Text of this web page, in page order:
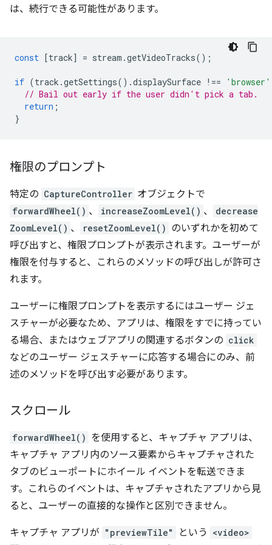
は、続行できる可能性があります。
const [track] = stream .getVideoTracks();
if (track .getSettings().displaySurface !== 'browser'
// Bail out early if the user didn't pick a tab.
return ;
}
権限のプロンプト
特定の CaptureController オブジェクトで
forwardWheel() 、 increaseZoomLevel() 、
decrease
ZoomLevel() 、 resetZoomLevel() のいずれかを初めて
呼び出すと、権限プロンプトが表示されます。ユーザーが
権限を付与すると、これらのメソッドの呼び出しが許可さ
れます。
ユーザーに権限プロンプトを表示するにはユーザー ジェ
スチャーが必要なため、アプリは、権限をすでに持ってい
る場合、またはウェブアプリの関連するボタンの click
などのユーザー ジェスチャーに応答する場合にのみ、前
述のメソッドを呼び出す必要があります。
スクロール
forwardWheel() を使用すると、キャプチャ アプリは、
キャプチャ アプリ内のソース要素からキャプチャされた
タブのビューポートにホイール イベントを転送できま
す。これらのイベントは、キャプチャされたアプリから見
ると、ユーザーの直接的な操作と区別できません。
キャプチャ アプリが "previewTile" という <video>